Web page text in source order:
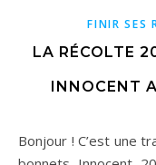
FINIR SES
LA RÉCOLTE
INNOCENT
Bonjour ! C’est une tradition annuelle : la récolte des Petits